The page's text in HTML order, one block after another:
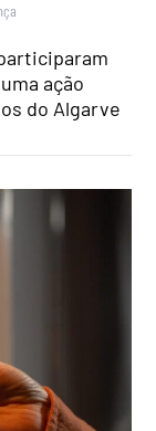
ação
do Algarve